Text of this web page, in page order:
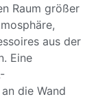
Raum größer
aus der
Eine
die Wand